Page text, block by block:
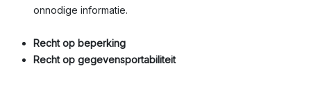
onnodige informatie.
Recht op beperking
Recht op gegevensportabiliteit